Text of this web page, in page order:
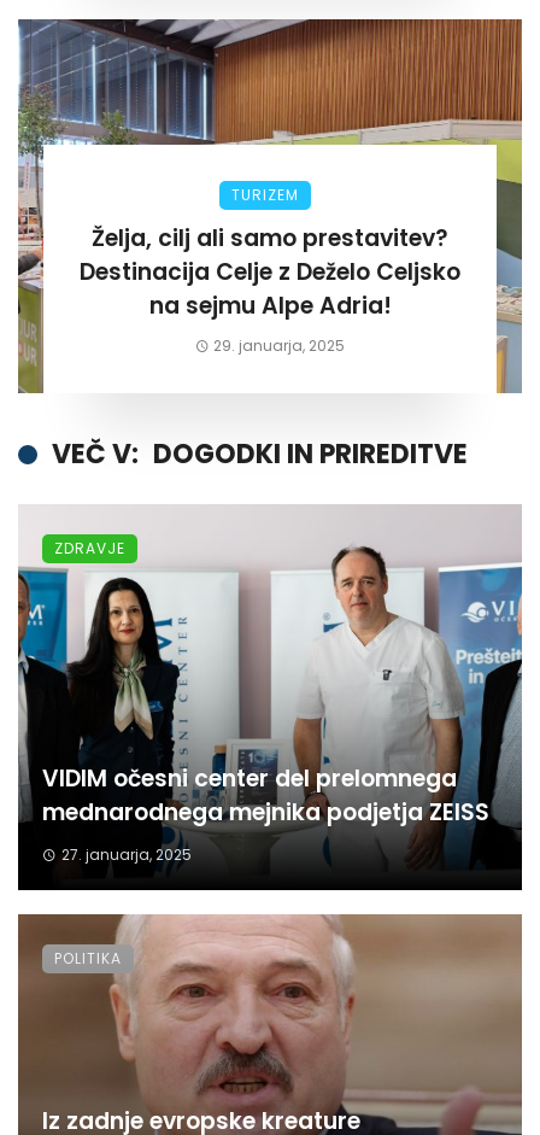
TURIZEM
Želja, cilj ali samo prestavitev?
Destinacija Celje z Deželo Celjsko
na sejmu Alpe Adria!
29. januarja, 2025
VEČ V: DOGODKI IN PRIREDITVE
VIDIM očesni center del prelomnega
mednarodnega mejnika podjetja ZEISS
27. januarja, 2025
ZDRAVJE
Iz zadnje evropske kreature
POLITIKA